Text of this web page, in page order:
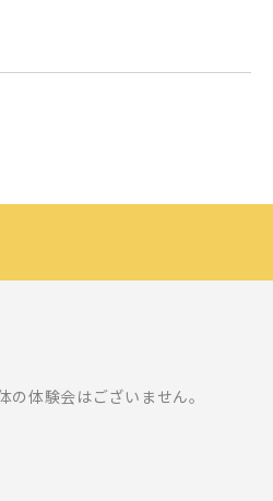
の体験会はございません。